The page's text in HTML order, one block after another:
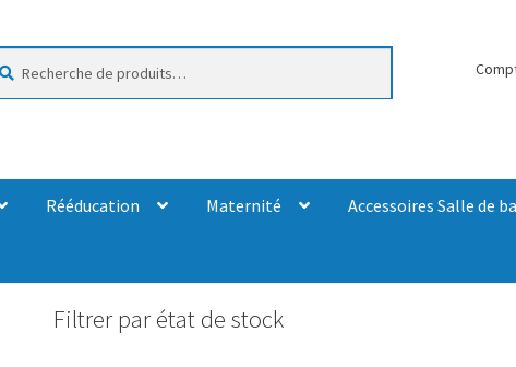
Rééducation Maternité Accessoires Salle de
Filtrer par état de stock